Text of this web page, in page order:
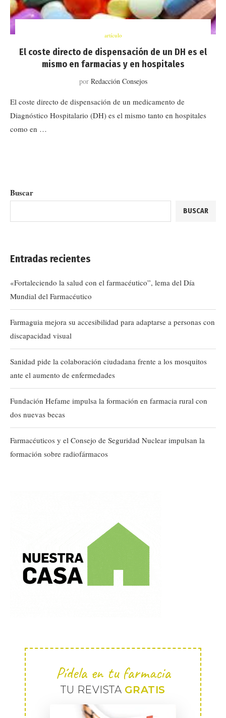
artículo
El coste directo de dispensación de un DH es el
mismo en farmacias y en hospitales
por Redacción Consejos
El coste directo de dispensación de un medicamento de
Diagnóstico Hospitalario (DH) es el mismo tanto en hospitales
como en …
Buscar
BUSCAR
Entradas recientes
«Fortaleciendo la salud con el farmacéutico”, lema del Día
Mundial del Farmacéutico
Farmaguia mejora su accesibilidad para adaptarse a personas con
discapacidad visual
Sanidad pide la colaboración ciudadana frente a los mosquitos
ante el aumento de enfermedades
Fundación Hefame impulsa la formación en farmacia rural con
dos nuevas becas
Farmacéuticos y el Consejo de Seguridad Nuclear impulsan la
formación sobre radiofármacos
Pídela en tu farmacia
TU REVISTA GRATIS